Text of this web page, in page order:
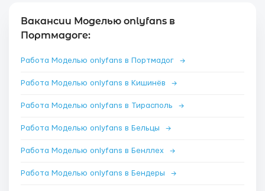
Вакансии Моделью onlyfans в
Портмадоге:
Работа Моделью onlyfans в Портмадог →
Работа Моделью onlyfans в Кишинёв →
Работа Моделью onlyfans в Тирасполь →
Работа Моделью onlyfans в Бельцы →
Работа Моделью onlyfans в Бенллех →
Работа Моделью onlyfans в Бендеры →